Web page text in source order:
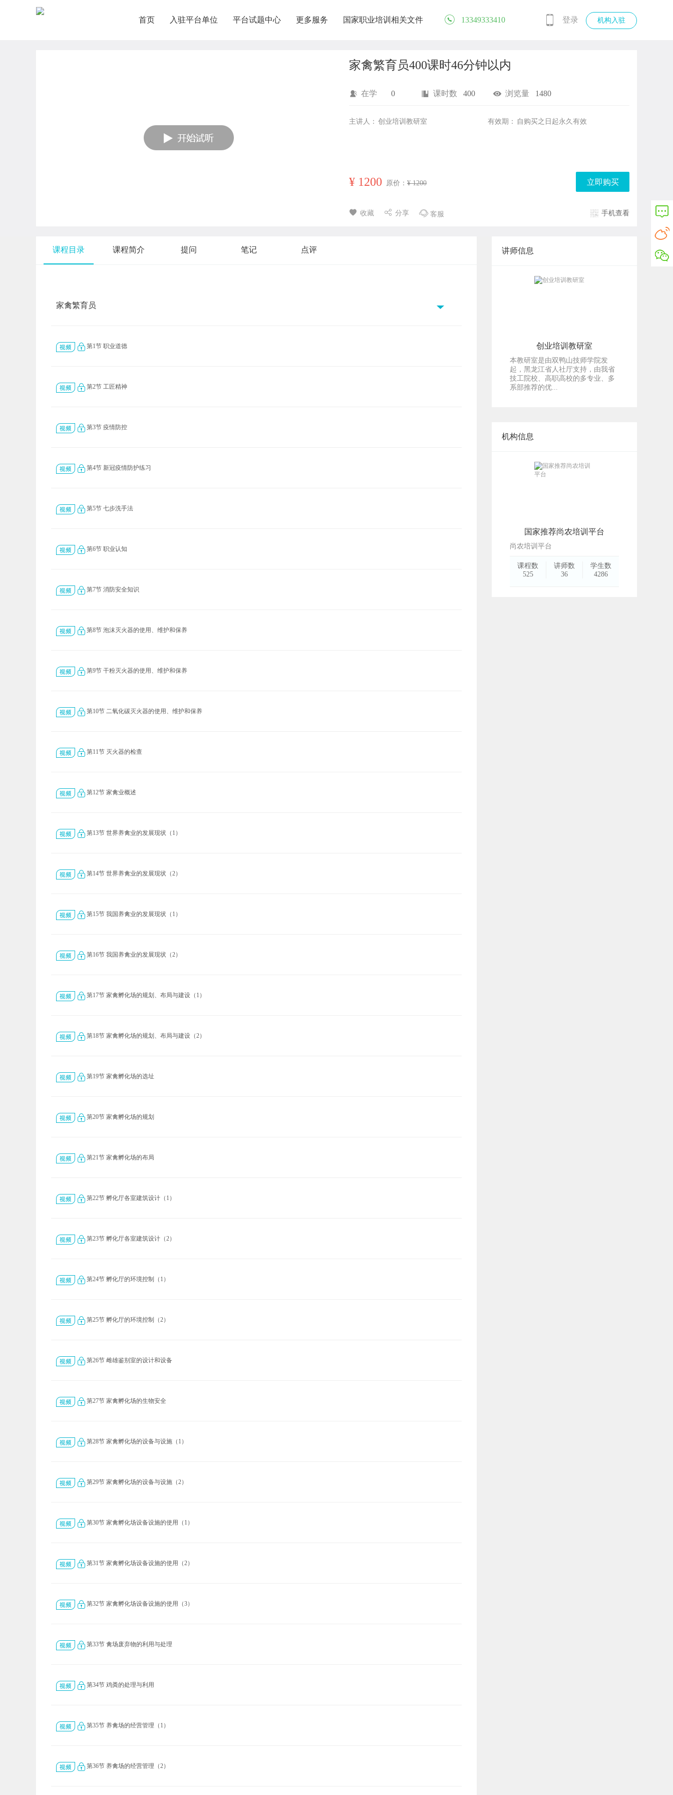
首页 入驻平台单位 平台试题中心 更多服务 国家职业培训相关文件 13349333410 登录 机构入驻
家禽繁育员400课时46分钟以内
在学 0 课时数 400 浏览量 1480
主讲人： 创业培训教研室 有效期： 自购买之日起永久有效
¥ 1200 原价： ¥ 1200 立即购买
收藏 分享 客服 手机查看
课程目录 课程简介 提问 笔记 点评
家禽繁育员
第1节 职业道德
第2节 工匠精神
第3节 疫情防控
第4节 新冠疫情防护练习
第5节 七步洗手法
第6节 职业认知
第7节 消防安全知识
第8节 泡沫灭火器的使用、维护和保养
第9节 干粉灭火器的使用、维护和保养
第10节 二氧化碳灭火器的使用、维护和保养
第11节 灭火器的检查
第12节 家禽业概述
第13节 世界养禽业的发展现状（1）
第14节 世界养禽业的发展现状（2）
第15节 我国养禽业的发展现状（1）
第16节 我国养禽业的发展现状（2）
第17节 家禽孵化场的规划、布局与建设（1）
第18节 家禽孵化场的规划、布局与建设（2）
第19节 家禽孵化场的选址
第20节 家禽孵化场的规划
第21节 家禽孵化场的布局
第22节 孵化厅各室建筑设计（1）
第23节 孵化厅各室建筑设计（2）
第24节 孵化厅的环境控制（1）
第25节 孵化厅的环境控制（2）
第26节 雌雄鉴别室的设计和设备
第27节 家禽孵化场的生物安全
第28节 家禽孵化场的设备与设施（1）
第29节 家禽孵化场的设备与设施（2）
第30节 家禽孵化场设备设施的使用（1）
第31节 家禽孵化场设备设施的使用（2）
第32节 家禽孵化场设备设施的使用（3）
第33节 禽场废弃物的利用与处理
第34节 鸡粪的处理与利用
第35节 养禽场的经营管理（1）
第36节 养禽场的经营管理（2）
讲师信息
创业培训教研室
本教研室是由双鸭山技师学院发
起，黑龙江省人社厅支持，由我省
技工院校、高职高校的多专业、多
系部推荐的优...
机构信息
国家推荐尚农培训平台
尚农培训平台
课程数
525
讲师数
36
学生数
4286